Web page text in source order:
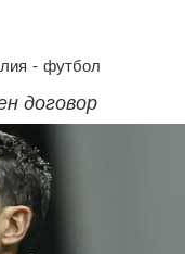
- футбол
договор